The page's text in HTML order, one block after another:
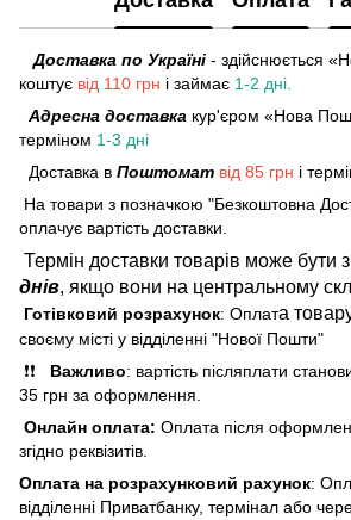
Доставка по Україні - здійснюється
коштує від 110 грн і займає 1-2 дні.
Адресна доставка кур'єром «Нова
терміном 1-3 дні
Доставка в Поштомат від 85 грн і
На товари з позначкою "Безкоштовна
оплачує вартість доставки.
Термін доставки товарів може бути
днів, якщо вони на центральному
Готівковий розрахунок: Оплата
своєму місті у відділенні "Нової Пошти"
❗❗ Важливо: вартість післяплати
35 грн за оформлення.
Онлайн оплата: Оплата після
згідно реквізитів.
Оплата на розрахунковий рахунок:
відділенні Приватбанку, термінал або